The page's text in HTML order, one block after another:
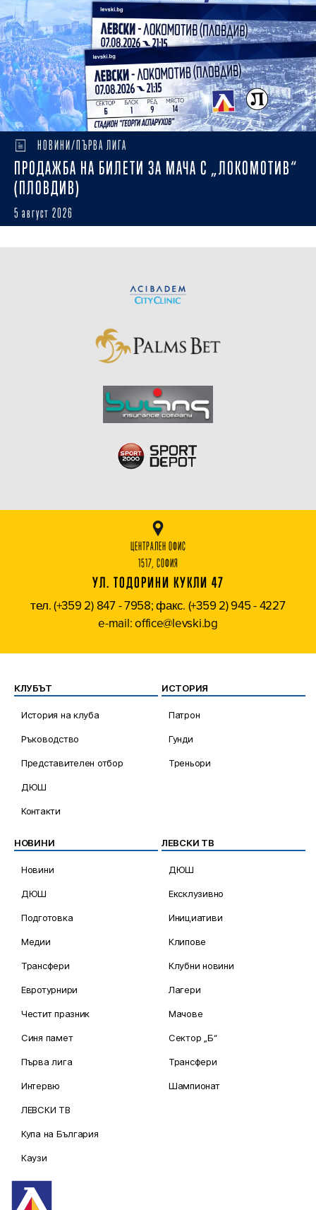
НОВИНИ/ПЪРВА ЛИГА
ПРОДАЖБА НА БИЛЕТИ ЗА МАЧА С „ЛОКОМОТИВ“
(ПЛОВДИВ)
5 август 2026
ЦЕНТРАЛЕН ОФИС
1517, СОФИЯ
УЛ. ТОДОРИНИ КУКЛИ 47
тел. (+359 2) 847 - 7958; факс. (+359 2) 945 - 4227
e-mail: office@levski.bg
КЛУБЪТ
История на клуба
Ръководство
Представителен отбор
ДЮШ
Контакти
ИСТОРИЯ
Патрон
Гунди
Треньори
НОВИНИ
Новини
ДЮШ
Подготовка
Медии
Трансфери
Евротурнири
Честит празник
Синя памет
Първа лига
Интервю
ЛЕВСКИ ТВ
Купа на България
Каузи
ЛЕВСКИ ТВ
ДЮШ
Ексклузивно
Инициативи
Клипове
Клубни новини
Лагери
Мачове
Сектор „Б“
Трансфери
Шампионат